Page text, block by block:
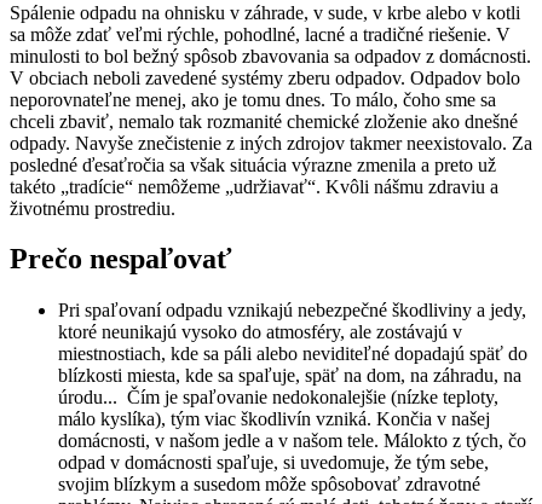
Spálenie odpadu na ohnisku v záhrade, v sude, v krbe alebo v kotli
sa môže zdať veľmi rýchle, pohodlné, lacné a tradičné riešenie. V
minulosti to bol bežný spôsob zbavovania sa odpadov z domácnosti.
V obciach neboli zavedené systémy zberu odpadov. Odpadov bolo
neporovnateľne menej, ako je tomu dnes. To málo, čoho sme sa
chceli zbaviť, nemalo tak rozmanité chemické zloženie ako dnešné
odpady. Navyše znečistenie z iných zdrojov takmer neexistovalo. Za
posledné ďesaťročia sa však situácia výrazne zmenila a preto už
takéto „tradície“ nemôžeme „udržiavať“. Kvôli nášmu zdraviu a
životnému prostrediu.
Prečo nespaľovať
Pri spaľovaní odpadu vznikajú nebezpečné škodliviny a jedy,
ktoré neunikajú vysoko do atmosféry, ale zostávajú v
miestnostiach, kde sa páli alebo neviditeľné dopadajú späť do
blízkosti miesta, kde sa spaľuje, späť na dom, na záhradu, na
úrodu... Čím je spaľovanie nedokonalejšie (nízke teploty,
málo kyslíka), tým viac škodlivín vzniká. Končia v našej
domácnosti, v našom jedle a v našom tele. Málokto z tých, čo
odpad v domácnosti spaľuje, si uvedomuje, že tým sebe,
svojim blízkym a susedom môže spôsobovať zdravotné